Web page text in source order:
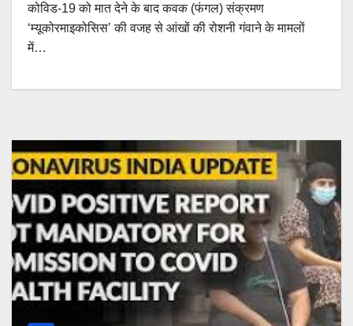
कोविड-19 को मात देने के बाद कवक (फंगल) संक्रमण
‘म्यूकोरमाइकोसिस’ की वजह से आंखों की रोशनी गंवाने के मामलों
में…